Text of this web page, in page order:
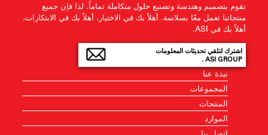
تقوم بتصميم وهندسة وتصنيع حلول متكاملة تماماً. لذا فإن جميع
منتجاتنا تعمل معًا بسلاسة. أهلاً بك في الاختيار، أهلاً بك في الابتكارات،
أهلاً بك في ASI.
اشترك لتلقي تحديثات المعلومات
ASI GROUP .
نبذة عنا
المجموعات
المنتجات
الموارد
اتصل بنا